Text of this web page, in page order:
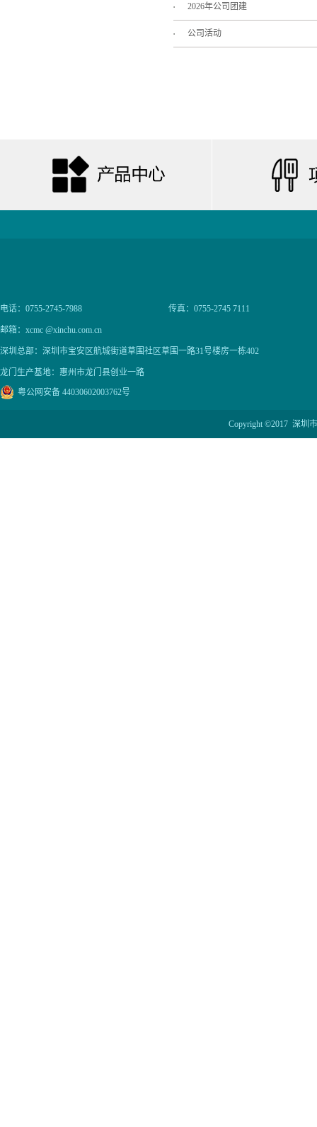
2026年公司团建
公司活动
深圳总部：深圳市宝安区航城街道草围社区草围一路31号楼房一栋402
龙门生产基地：惠州市龙门县创业一路
电话：0755-2745-7988 传真：0755-2745 7111
邮箱：xcmc @xinchu.com.cn
粤公网安备 44030602003762号
Copyright ©2017 深圳